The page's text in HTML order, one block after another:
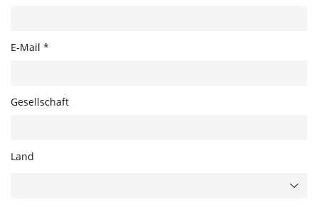
E-Mail *
Gesellschaft
Land